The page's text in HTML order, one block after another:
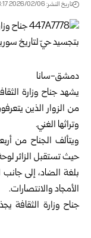
تاريخ النشر: 2026/02/06 8:17 مساءً
دمشق-سانا
يشهد جناح وزارة
من الزوار الذين
وتراثها الغني.
ويتألف الجناح من
حيث تستقبل الزائر
بلغة الضاد، إلى
الأمجاد والانتصارات.